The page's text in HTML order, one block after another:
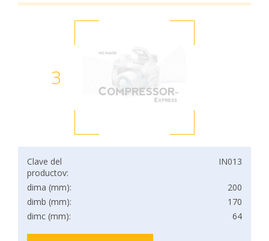
3
Clave del
productov:
IN013
dima (mm):
200
dimb (mm):
170
dimc (mm):
64